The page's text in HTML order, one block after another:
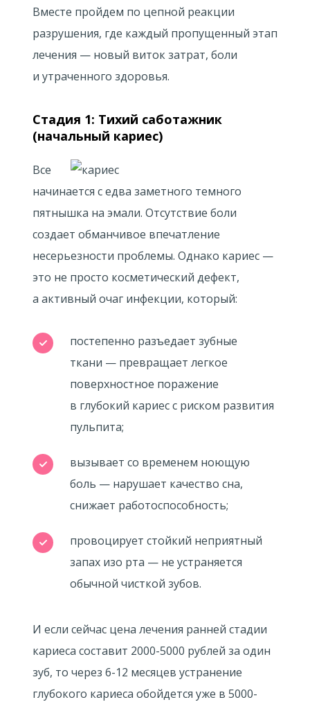
Вместе пройдем по цепной реакции
разрушения, где каждый пропущенный этап
лечения — новый виток затрат, боли
и утраченного здоровья.
Стадия 1: Тихий саботажник
(начальный кариес)
Все
начинается с едва заметного темного
пятнышка на эмали. Отсутствие боли
создает обманчивое впечатление
несерьезности проблемы. Однако кариес —
это не просто косметический дефект,
а активный очаг инфекции, который:
постепенно разъедает зубные
ткани — превращает легкое
поверхностное поражение
в глубокий кариес с риском развития
пульпита;
вызывает со временем ноющую
боль — нарушает качество сна,
снижает работоспособность;
провоцирует стойкий неприятный
запах изо рта — не устраняется
обычной чисткой зубов.
И если сейчас цена лечения ранней стадии
кариеса составит 2000-5000 рублей за один
зуб, то через 6-12 месяцев устранение
глубокого кариеса обойдется уже в 5000-